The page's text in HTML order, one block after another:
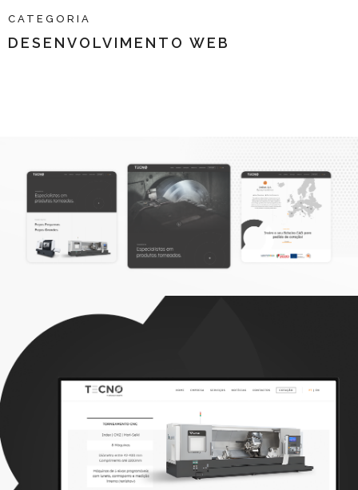
CATEGORIA
DESENVOLVIMENTO WEB